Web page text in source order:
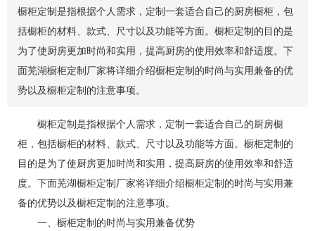
橱柜定制是指根据个人需求，定制一套适合自己的厨房橱柜，包
括橱柜的材料、款式、尺寸以及功能等方面。橱柜定制的目的是
为了使厨房更加时尚和实用，提高厨房的使用效率和舒适度。下
面芜湖橱柜定制厂家将详细介绍橱柜定制的时尚与实用兼备的优
势以及橱柜定制的注意事项。
橱柜定制是指根据个人需求，定制一套适合自己的厨房橱
柜，包括橱柜的材料、款式、尺寸以及功能等方面。橱柜定制的
目的是为了使厨房更加时尚和实用，提高厨房的使用效率和舒适
度。下面芜湖橱柜定制厂家将详细介绍橱柜定制的时尚与实用兼
备的优势以及橱柜定制的注意事项。
一、橱柜定制的时尚与实用兼备优势